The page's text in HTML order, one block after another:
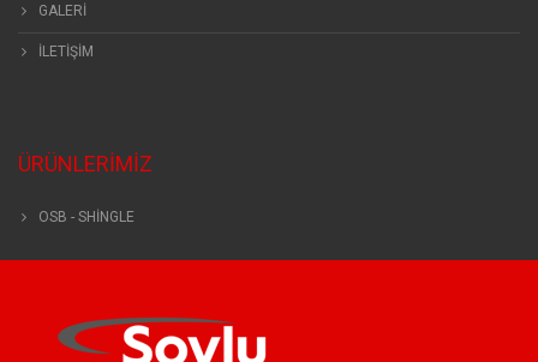
GALERİ
İLETİŞİM
ÜRÜNLERIMIZ
OSB - SHİNGLE